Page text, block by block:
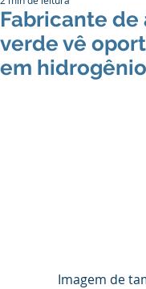
Fabricante
verde vê
em hidrogênio
Imagem de